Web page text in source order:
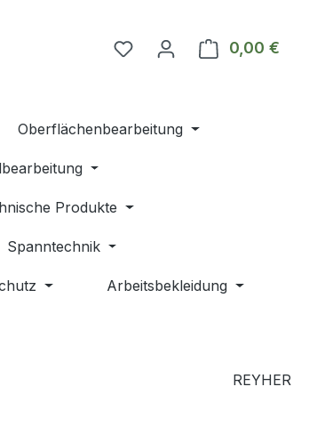
Du hast 0 Produkte auf
0,00 €
Oberflächenbearbeitung
Produkte
Spanntechnik
Arbeitsbekleidung
REYHER